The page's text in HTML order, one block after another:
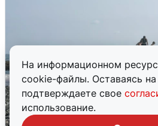
На информационном
cookie-файлы. Оставаясь на
подтверждаете свое
использование.